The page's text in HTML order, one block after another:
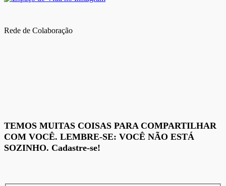
Rede de Colaboração
TEMOS MUITAS COISAS PARA COMPARTILHAR
COM VOCÊ. LEMBRE-SE: VOCÊ NÃO ESTÁ
SOZINHO. Cadastre-se!